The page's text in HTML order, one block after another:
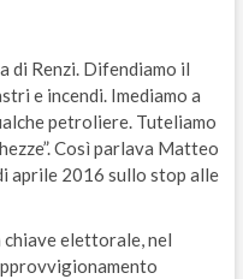
di Renzi. Difendiamo il
e incendi. Imediamo a
petroliere. Tuteliamo
Così parlava Matteo
aprile 2016 sullo stop alle
elettorale, nel